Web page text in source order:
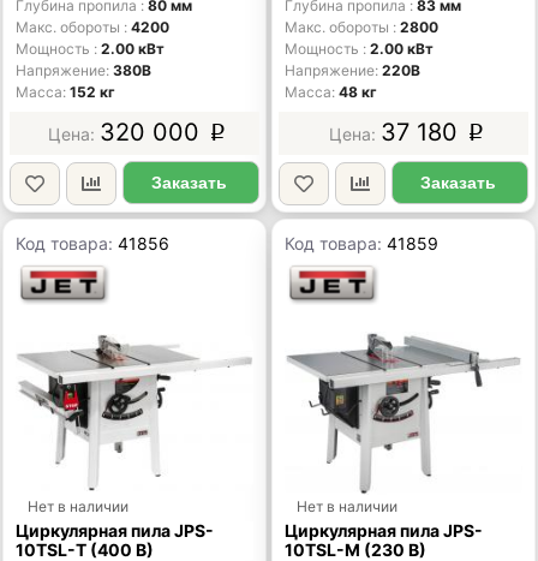
Глубина пропила
80 мм
Макс. обороты
4200
Мощность
2.00 кВт
Напряжение 380В
Масса 152 кг
320 000 p
Заказать
Глубина пропила
83 мм
Макс. обороты
2800
Мощность
2.00 кВт
Напряжение 220В
Масса 48 кг
37 180 p
Заказать
Код товара:41856
Нет в наличии
Циркулярная пила JPS-
10TSL-T (400 В)
Код товара:41859
Нет в наличии
Циркулярная пила JPS-
10TSL-M (230 В)